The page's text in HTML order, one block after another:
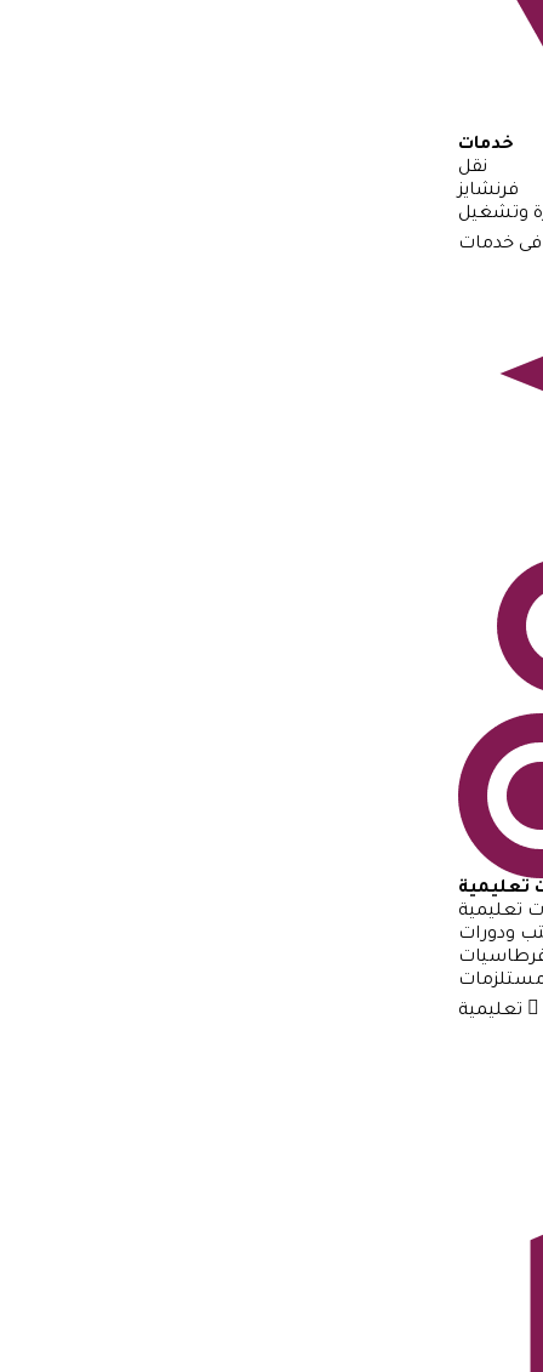
خدمات
نقل
فرنشايز
وتشغيل
تعليمية
تعليمية
ودورات